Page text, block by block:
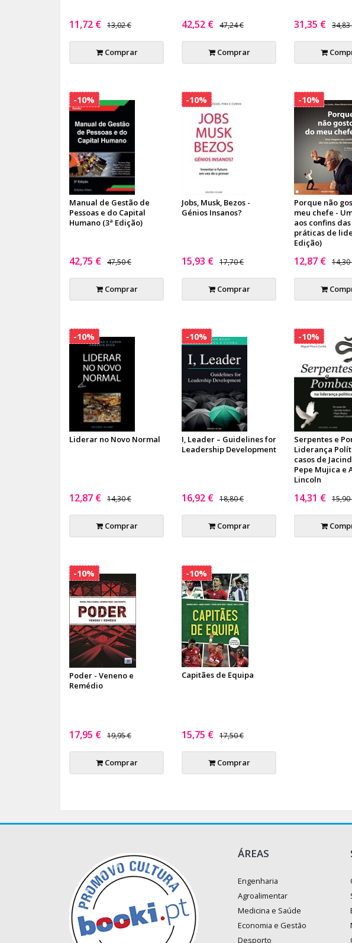
11,72 € 13,02 €
Comprar
42,52 € 47,24 €
Comprar
31,35 € 34,83
Manual de Gestão de
Pessoas e do Capital
Humano (3ª Edição)
42,75 € 47,50 €
Comprar
-10%
Jobs, Musk, Bezos -
Génios Insanos?
15,93 € 17,70 €
Comprar
-10%
Porque não
meu chefe -
aos confins
práticas de
Edição)
12,87 € 14,30
-10%
Liderar no Novo Normal
12,87 € 14,30 €
Comprar
-10%
I, Leader – Guidelines for
Leadership Development
16,92 € 18,80 €
Comprar
-10%
Serpentes e
Liderança
casos de
Pepe Mujica e
Lincoln
14,31 € 15,90
-10%
Poder - Veneno e
Remédio
17,95 € 19,95 €
Comprar
-10%
Capitães de Equipa
15,75 € 17,50 €
Comprar
-10%
ÁREAS
Engenharia
Agroalimentar
Medicina e Saúde
Economia e Gestão
Desporto